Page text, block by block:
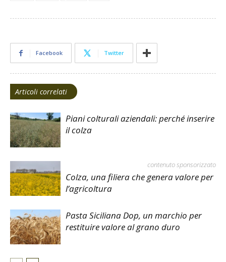
Facebook Twitter
Articoli correlati
Piani colturali aziendali: perché inserire
il colza
contenuto sponsorizzato
Colza, una filiera che genera valore per
l’agricoltura
Pasta Siciliana Dop, un marchio per
restituire valore al grano duro